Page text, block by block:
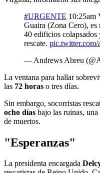
#URGENTE 10:25am
Guaira (Zona Cero), es
40 edificios colapsados
rescate.
— Andrews Abreu
La ventana para hallar
las 72 horas o tres días.
Sin embargo, socorristas
ocho días bajo las ruinas,
de muertos.
"Esperanzas"
La presidenta encargada